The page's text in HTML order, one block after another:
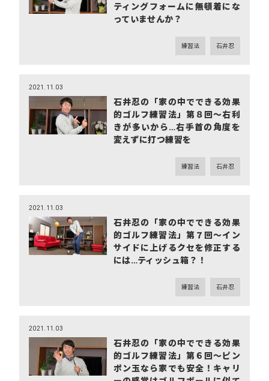
ティングフォームに無頓着にな
っていませんか？
練習法 石井忍
2021.11.03
石井忍の「家の中でできる効果
的ゴルフ練習法」第８回～右利
きが多いから…右手首の角度を
変えずに打つ練習を
練習法 石井忍
2021.11.03
石井忍の「家の中でできる効果
的ゴルフ練習法」第７回～イン
サイドに上げるクセを修正する
には…ティッシュ箱？！
練習法 石井忍
2021.11.03
石井忍の「家の中でできる効果
的ゴルフ練習法」第６回～ピン
ポン玉なら家でも安全！キャリ